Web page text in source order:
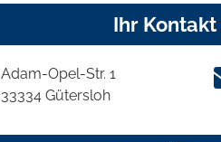
Ihr Kontakt
Adam-Opel-Str. 1
33334 Gütersloh